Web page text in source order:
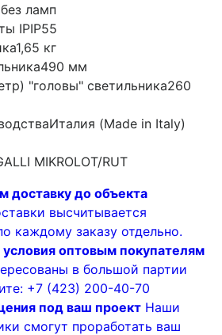
без ламп
IPIP55
1,65 кг
490 мм
"головы" светильника260
Италия (Made in Italy)
MIKROLOT/RUT
доставку до объекта
высчитывается
каждому заказу отдельно.
оптовым покупателям
в большой партии
+7 (423) 200-40-70
под ваш проект Наши
смогут проработать ваш